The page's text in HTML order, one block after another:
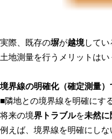
実際、既存の塀が越境してい
土地測量を行うメリットはい
境界線の明確化（確定測量）
■隣地との境界線を明確にす
将来の境界トラブルを未然に
例えば、境界線を明確にしな